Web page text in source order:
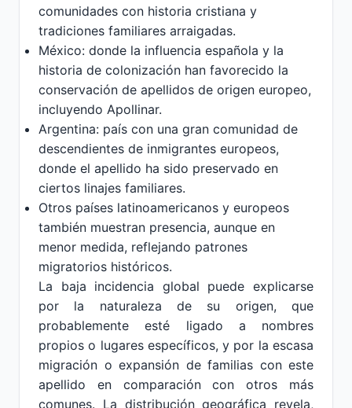
comunidades con historia cristiana y
tradiciones familiares arraigadas.
México: donde la influencia española y la
historia de colonización han favorecido la
conservación de apellidos de origen europeo,
incluyendo Apollinar.
Argentina: país con una gran comunidad de
descendientes de inmigrantes europeos,
donde el apellido ha sido preservado en
ciertos linajes familiares.
Otros países latinoamericanos y europeos
también muestran presencia, aunque en
menor medida, reflejando patrones
migratorios históricos.
La baja incidencia global puede explicarse
por la naturaleza de su origen, que
probablemente esté ligado a nombres
propios o lugares específicos, y por la escasa
migración o expansión de familias con este
apellido en comparación con otros más
comunes. La distribución geográfica revela,